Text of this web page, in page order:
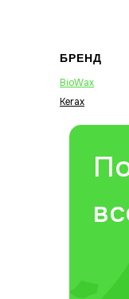
БРЕНД
BioWax
Kerax